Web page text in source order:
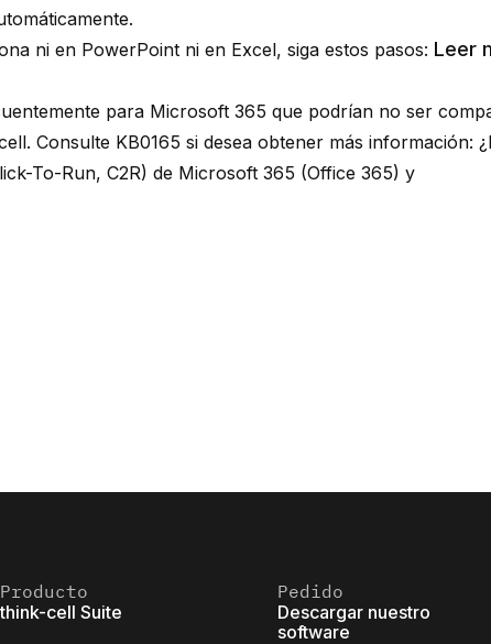
ni en PowerPoint ni en Excel, siga estos pasos: Leer
para Microsoft 365 que podrían no ser
. Consulte KB0165 si desea obtener más información:
To-Run, C2R) de Microsoft 365 (Office 365) y
Producto
think-cell Suite
Pedido
Descargar nuestro
software